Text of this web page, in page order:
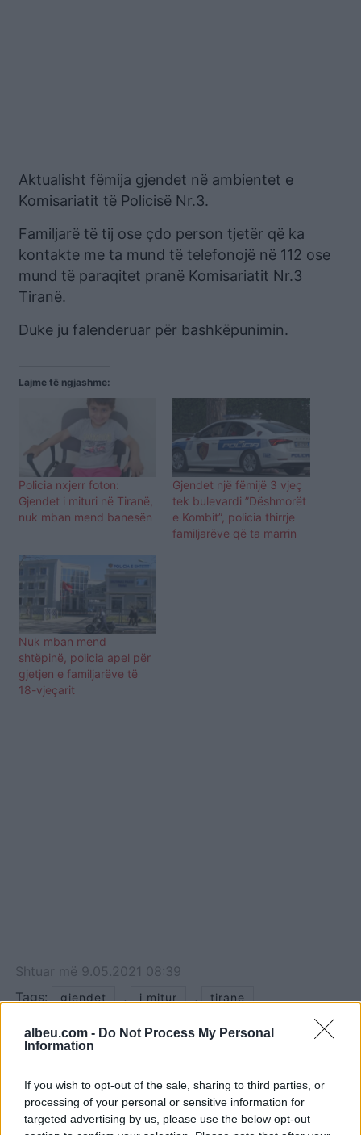
albeu.com - Do Not Process My Personal
Information
If you wish to opt-out of the sale, sharing to third parties, or
processing of your personal or sensitive information for
targeted advertising by us, please use the below opt-out
Aktualisht fëmija gjendet në ambientet e
Komisariatit të Policisë Nr.3.
Familjarë të tij ose çdo person tjetër që ka
kontakte me ta mund të telefonojë në 112 ose
mund të paraqitet pranë Komisariatit Nr.3
Tiranë.
Duke ju falenderuar për bashkëpunimin.
Lajme të ngjashme:
Policia nxjerr foton:
Gjendet i mituri në Tiranë,
nuk mban mend banesën
Gjendet një fëmijë 3 vjeç
tek bulevardi ”Dëshmorët
e Kombit”, policia thirrje
familjarëve që ta marrin
Nuk mban mend
shtëpinë, policia apel për
gjetjen e familjarëve të
18-vjeçarit
Shtuar më 9.05.2021 08:39
Tags:
gjendet , i mitur , tirane